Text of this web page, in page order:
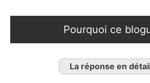
Pourquoi ce
La réponse en